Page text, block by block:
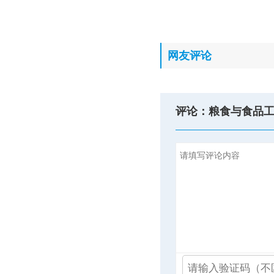
网友评论
评论：粮食与食品